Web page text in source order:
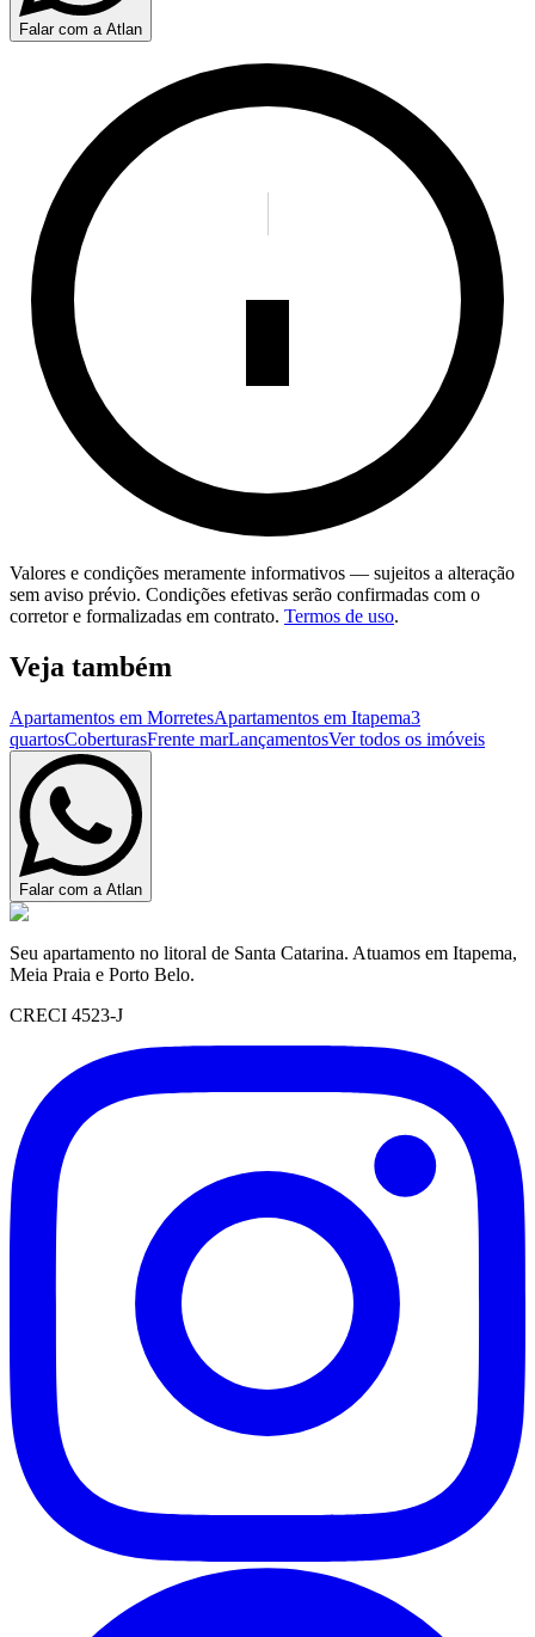
Falar com a Atlan
Valores e condições meramente informativos — sujeitos a alteração
sem aviso prévio. Condições efetivas serão confirmadas com o
corretor e formalizadas em contrato. Termos de uso.
Veja também
Apartamentos em MorretesApartamentos em Itapema3
quartosCoberturasFrente marLançamentosVer todos os imóveis
Falar com a Atlan
Seu apartamento no litoral de Santa Catarina. Atuamos em Itapema,
Meia Praia e Porto Belo.
CRECI 4523-J